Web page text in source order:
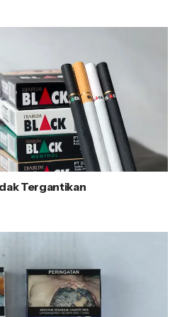
Tergantikan